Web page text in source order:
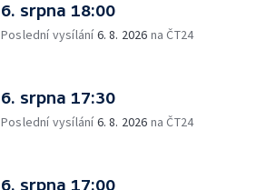
6. srpna 18:00
Poslední vysílání6. 8. 2026 na ČT24
6. srpna 17:30
Poslední vysílání6. 8. 2026 na ČT24
6. srpna 17:00